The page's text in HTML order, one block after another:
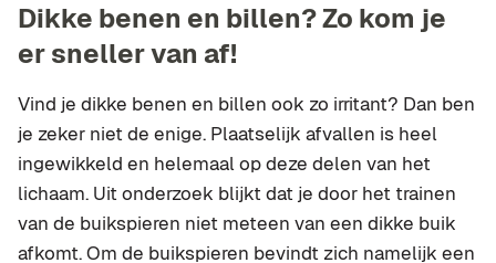
Dikke benen en billen? Zo kom je
er sneller van af!
Vind je dikke benen en billen ook zo irritant? Dan ben
je zeker niet de enige. Plaatselijk afvallen is heel
ingewikkeld en helemaal op deze delen van het
lichaam. Uit onderzoek blijkt dat je door het trainen
van de buikspieren niet meteen van een dikke buik
afkomt. Om de buikspieren bevindt zich namelijk een